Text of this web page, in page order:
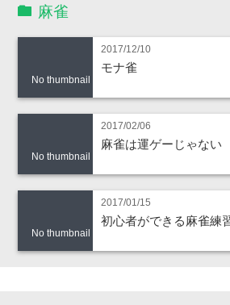
麻雀
No thumbnail
2017/12/10
モナ雀
No thumbnail
2017/02/06
麻雀は運ゲーじゃない
No thumbnail
2017/01/15
初心者ができる麻雀練